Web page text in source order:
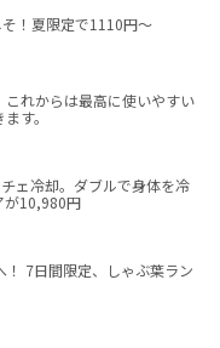
そ！夏限定で1110円～
れからは最高に使いやすい
す。
ェ冷却。ダブルで身体を冷
が10,980円
！ 7日間限定、しゃぶ葉ラン